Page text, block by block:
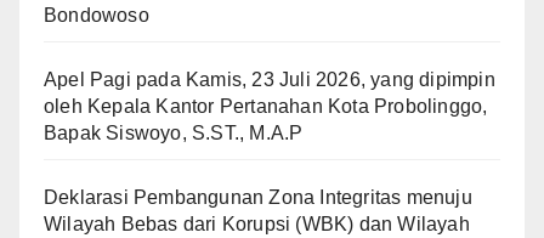
Bondowoso
Apel Pagi pada Kamis, 23 Juli 2026, yang dipimpin
oleh Kepala Kantor Pertanahan Kota Probolinggo,
Bapak Siswoyo, S.ST., M.A.P
Deklarasi Pembangunan Zona Integritas menuju
Wilayah Bebas dari Korupsi (WBK) dan Wilayah